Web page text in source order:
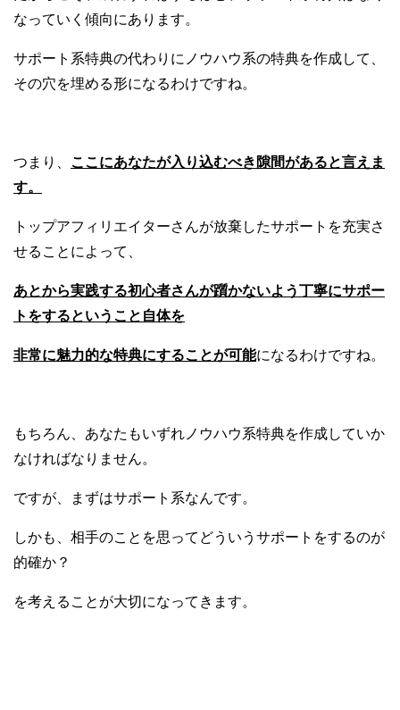
なっていく傾向にあります。
サポート系特典の代わりにノウハウ系の特典を作成して、
その穴を埋める形になるわけですね。
つまり、 ここにあなたが入り込むべき隙間があると言えま
す。
トップアフィリエイターさんが放棄したサポートを充実さ
せることによって、
あとから実践する初心者さんが躓かないよう丁寧にサポー
トをするということ自体を
非常に魅力的な特典にすることが可能になるわけですね。
もちろん、あなたもいずれノウハウ系特典を作成していか
なければなりません。
ですが、まずはサポート系なんです。
しかも、相手のことを思ってどういうサポートをするのが
的確か？
を考えることが大切になってきます。